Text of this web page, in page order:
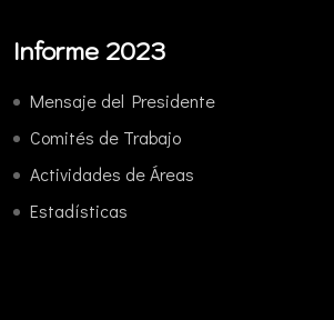
Informe 2023
Mensaje del Presidente
Comités de Trabajo
Actividades de Áreas
Estadísticas